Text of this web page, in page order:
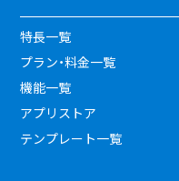
特長一覧
プラン・料金一覧
機能一覧
アプリストア
テンプレート一覧